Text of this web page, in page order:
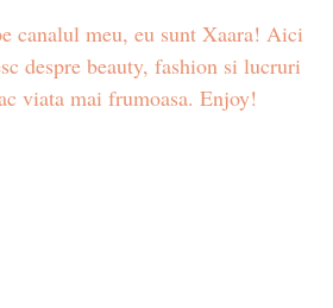
canalul meu, eu sunt Xaara! Aici
despre beauty, fashion si lucruri
viata mai frumoasa. Enjoy!